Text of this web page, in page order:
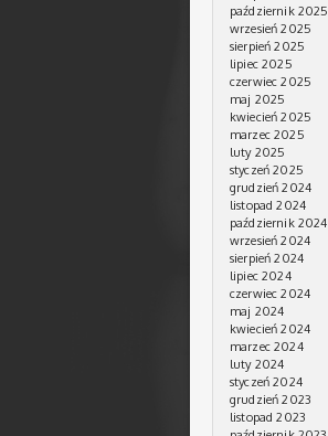
październik 2025
wrzesień 2025
sierpień 2025
lipiec 2025
czerwiec 2025
maj 2025
kwiecień 2025
marzec 2025
luty 2025
styczeń 2025
grudzień 2024
listopad 2024
październik 2024
wrzesień 2024
sierpień 2024
lipiec 2024
czerwiec 2024
maj 2024
kwiecień 2024
marzec 2024
luty 2024
styczeń 2024
grudzień 2023
listopad 2023